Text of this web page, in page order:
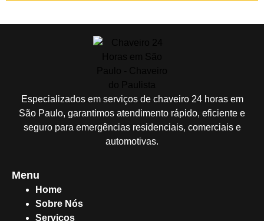
Especializados em serviços de chaveiro 24 horas em
São Paulo, garantimos atendimento rápido, eficiente e
seguro para emergências residenciais, comerciais e
automotivas.
Menu
Home
Sobre Nós
Serviços